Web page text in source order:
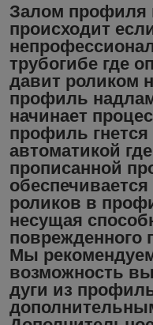
Залом профиля
происходит
трубогибе где
давит роликом
профиль
начинает
профиль гнется
автоматикой
прописанной
роликов в
несущая
поврежденного
Мы
возможность
дуги из